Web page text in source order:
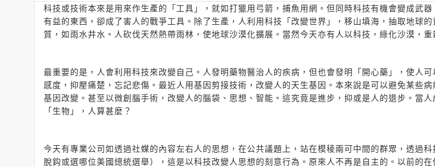
科技或技術本來是用來作生產的「工具」，就如打獵用弓箭，捕魚用網。但同時科技有機會變成武
有益的東西，卻成了害人的戰爭工具。除了生產，人利用科技「改變世界」，移山填海，抽取地球
質，如雨水井水。人砍伐天然熱帶雨林，使地球沙漠化擴展。當然今天亦有人以科技，綠化沙漠，重
最重要的是，人會利用科技來改變自己。人發明藥物醫治人的疾病，但也會發明「開心藥」，使人
感度，抑壓痛楚，忘記悲傷。最近人用基因剪接技術，改變人的天生基因。本來說是可以避免某些
基因改變。甚至以微創腦手術，改變人的腦袋、思想、智能。這究竟是進步，抑或是人的退步。當
「生物」，人算甚麼？
今天有專業公司如透過社媒的內容左右人的思想，在公共議題上，站在模稜兩可中間的群眾，透過
脫鈎或選哪位美國總統選舉），這是以科技改變人思想的刻意行為。原來人不再是自主的。以前的